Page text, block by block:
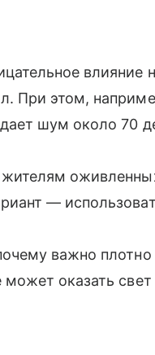
влияние
При этом,
шум около 70
—
важно плотно
может оказать свет